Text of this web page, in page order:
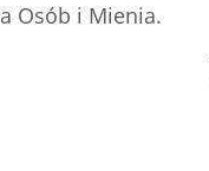
Osób i Mienia.